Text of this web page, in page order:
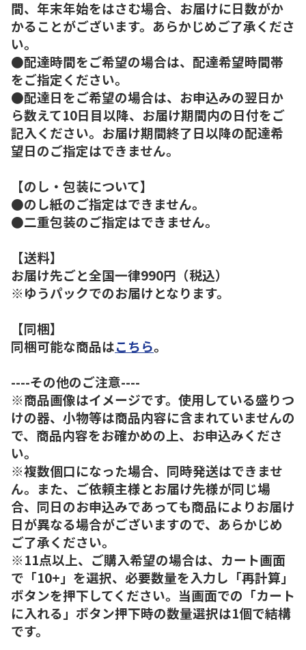
間、年末年始をはさむ場合、お届けに日数がか
かることがございます。あらかじめご了承くださ
い。
●配達時間をご希望の場合は、配達希望時間帯
をご指定ください。
●配達日をご希望の場合は、お申込みの翌日か
ら数えて10日目以降、お届け期間内の日付をご
記入ください。お届け期間終了日以降の配達希
望日のご指定はできません。
【のし・包装について】
●のし紙のご指定はできません。
●二重包装のご指定はできません。
【送料】
お届け先ごと全国一律990円（税込）
※ゆうパックでのお届けとなります。
【同梱】
同梱可能な商品はこちら。
----その他のご注意----
※商品画像はイメージです。使用している盛りつ
けの器、小物等は商品内容に含まれていませんの
で、商品内容をお確かめの上、お申込みくださ
い。
※複数個口になった場合、同時発送はできませ
ん。また、ご依頼主様とお届け先様が同じ場
合、同日のお申込みであっても商品によりお届け
日が異なる場合がございますので、あらかじめ
ご了承ください。
※11点以上、ご購入希望の場合は、カート画面
で「10+」を選択、必要数量を入力し「再計算」
ボタンを押下してください。当画面での「カート
に入れる」ボタン押下時の数量選択は1個で結構
です。